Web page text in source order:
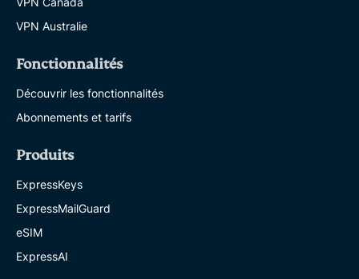
VPN Australie
Fonctionnalités
Découvrir les fonctionnalités
Abonnements et tarifs
Produits
ExpressKeys
ExpressMailGuard
eSIM
ExpressAI